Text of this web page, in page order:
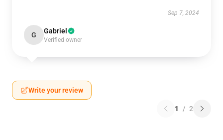
Sep 7, 2024
G Gabriel
Verified owner
Write your review
1 / 2